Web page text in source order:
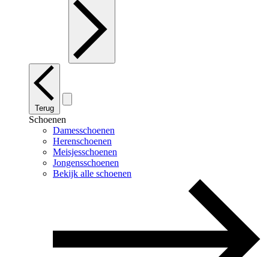
Terug
Schoenen
Damesschoenen
Herenschoenen
Meisjesschoenen
Jongensschoenen
Bekijk alle schoenen